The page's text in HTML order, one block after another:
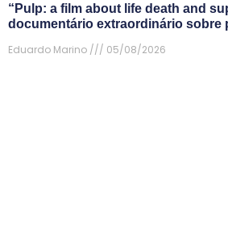
“Pulp: a film about life death and
documentário extraordinário sobre
Eduardo Marino
05/08/2026